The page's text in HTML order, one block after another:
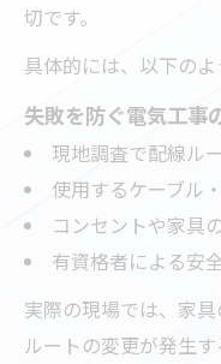
切です。
具体的には、以下のよ
失敗を防ぐ電気工事
現地調査で配線ル
使用するケーブル
コンセントや家具
有資格者による安
実際の現場では、家
ルートの変更が発生